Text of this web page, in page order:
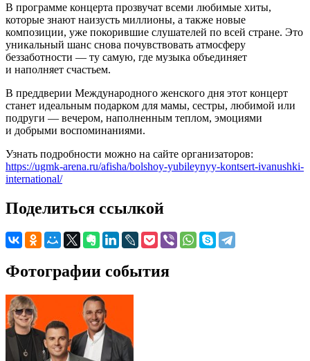
В программе концерта прозвучат всеми любимые хиты,
которые знают наизусть миллионы, а также новые
композиции, уже покорившие слушателей по всей стране. Это
уникальный шанс снова почувствовать атмосферу
беззаботности — ту самую, где музыка объединяет
и наполняет счастьем.
В преддверии Международного женского дня этот концерт
станет идеальным подарком для мамы, сестры, любимой или
подруги — вечером, наполненным теплом, эмоциями
и добрыми воспоминаниями.
Узнать подробности можно на сайте организаторов:
https://ugmk-arena.ru/afisha/bolshoy-yubileynyy-kontsert-ivanushki-
international/
Поделиться ссылкой
Фотографии события